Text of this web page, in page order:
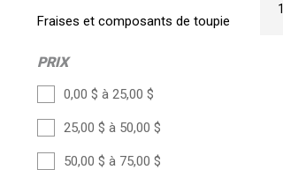
Fraises et composants de toupie
PRIX
0,00 $ à 25,00 $
25,00 $ à 50,00 $
50,00 $ à 75,00 $
1